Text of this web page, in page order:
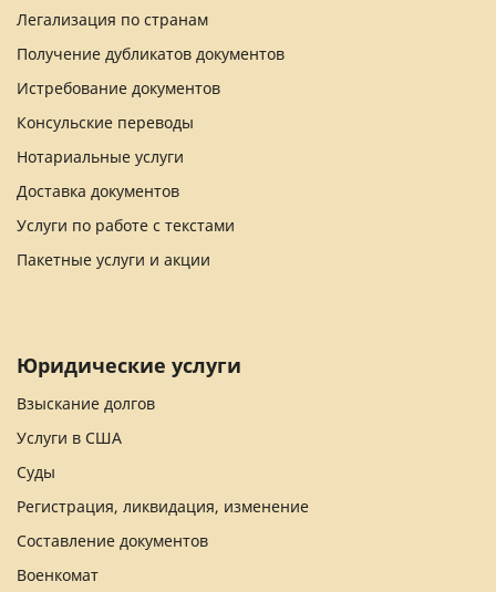
Легализация по странам
Получение дубликатов документов
Истребование документов
Консульские переводы
Нотариальные услуги
Доставка документов
Услуги по работе с текстами
Пакетные услуги и акции
Юридические услуги
Взыскание долгов
Услуги в США
Суды
Регистрация, ликвидация, изменение
Составление документов
Военкомат